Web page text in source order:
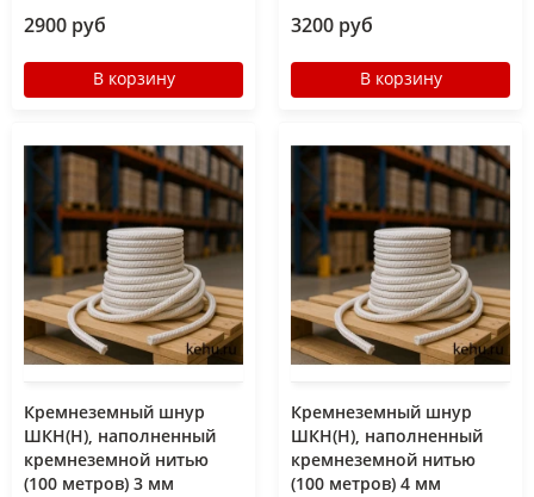
2900 руб
В корзину
3200 руб
В корзину
Кремнеземный шнур
ШКН(Н), наполненный
кремнеземной нитью
(100 метров) 3 мм
Кремнеземный шнур
ШКН(Н), наполненный
кремнеземной нитью
(100 метров) 4 мм